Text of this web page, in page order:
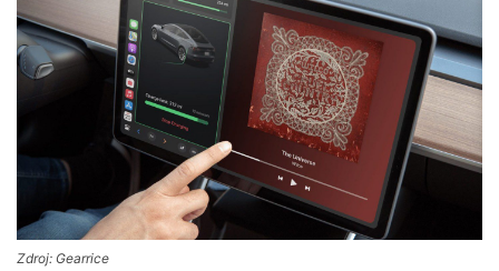
Zdroj: Gearrice